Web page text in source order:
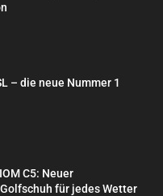
– die neue Nummer 1
C5: Neuer
für jedes Wetter